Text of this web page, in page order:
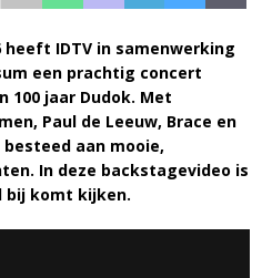
heeft IDTV in samenwerking
een prachtig concert
100 jaar Dudok. Met
Paul de Leeuw, Brace en
aan mooie,
In deze backstagevideo is
bij komt kijken.